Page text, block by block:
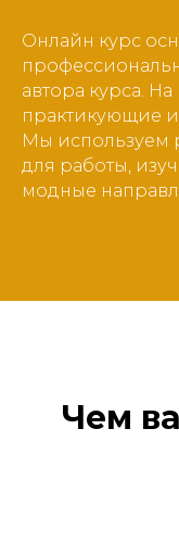
Онлайн курс
автора курса. На
практикующие
Мы используем
для работы,
модные
Чем